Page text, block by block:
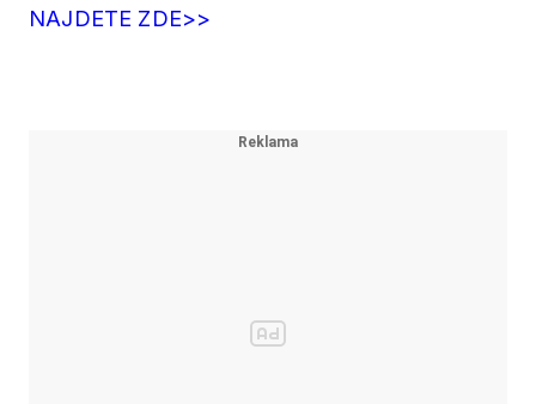
NAJDETE ZDE>>